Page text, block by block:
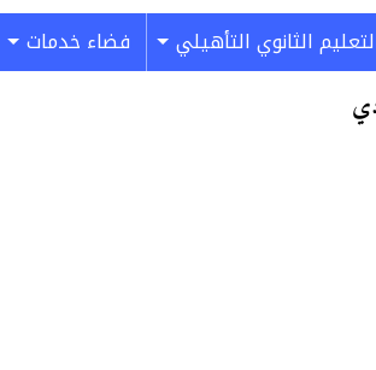
الثانوي التأهيلي فضاء خدمات